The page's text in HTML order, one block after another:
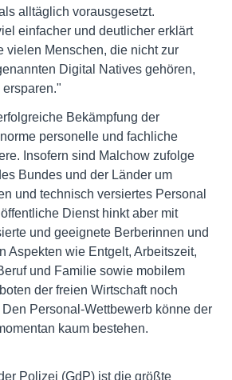
alltäglich vorausgesetzt.
einfacher und deutlicher erklärt
vielen Menschen, die nicht zur
Digital Natives gehören,
Bekämpfung der
personelle und fachliche
Insofern sind Malchow zufolge
Bundes und der Länder um
und technisch versiertes Personal
Dienst hinkt aber mit
und geeignete Berberinnen und
Aspekten wie Entgelt, Arbeitszeit,
und Familie sowie mobilem
der freien Wirtschaft noch
Personal-Wettbewerb könne der
kaum bestehen.
Polizei (GdP) ist die größte